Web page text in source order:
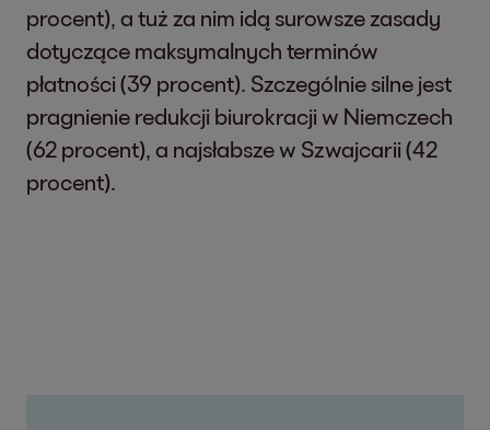
procent), a tuż za nim idą surowsze zasady
dotyczące maksymalnych terminów
płatności (39 procent). Szczególnie silne jest
pragnienie redukcji biurokracji w Niemczech
(62 procent), a najsłabsze w Szwajcarii (42
procent).